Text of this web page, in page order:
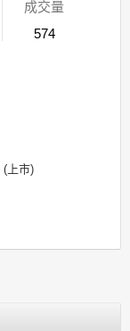
成交量
574
(上市)